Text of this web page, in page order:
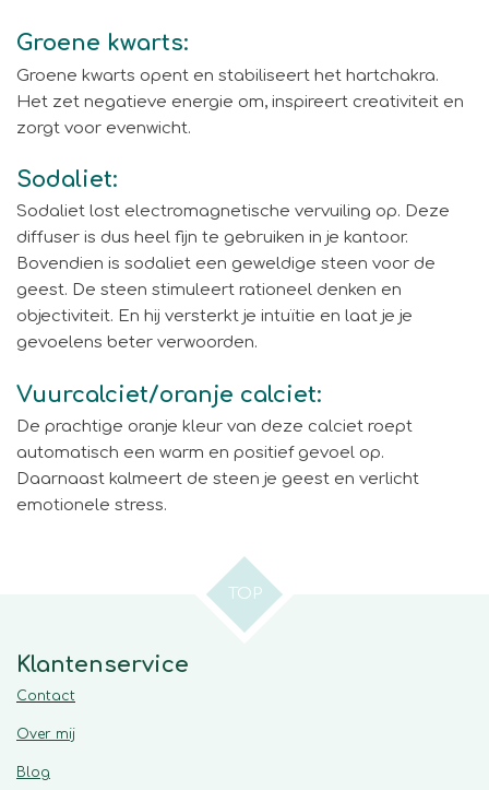
Groene kwarts:
Groene kwarts opent en stabiliseert het hartchakra.
Het zet negatieve energie om, inspireert creativiteit en
zorgt voor evenwicht.
Sodaliet:
Sodaliet lost electromagnetische vervuiling op. Deze
diffuser is dus heel fijn te gebruiken in je kantoor.
Bovendien is sodaliet een geweldige steen voor de
geest. De steen stimuleert rationeel denken en
objectiviteit. En hij versterkt je intuïtie en laat je je
gevoelens beter verwoorden.
Vuurcalciet/oranje calciet:
De prachtige oranje kleur van deze calciet roept
automatisch een warm en positief gevoel op.
Daarnaast kalmeert de steen je geest en verlicht
emotionele stress.
TOP
Klantenservice
Contact
Over mij
Blog